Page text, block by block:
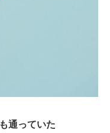
通っていた